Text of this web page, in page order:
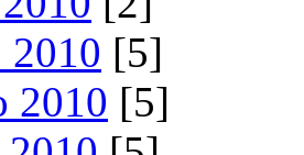
2010 [5]
2010 [5]